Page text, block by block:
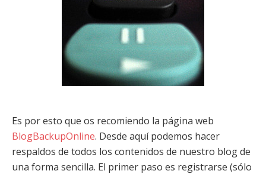
Es por esto que os recomiendo la página web
BlogBackupOnline. Desde aquí podemos hacer
respaldos de todos los contenidos de nuestro blog de
una forma sencilla. El primer paso es registrarse (sólo